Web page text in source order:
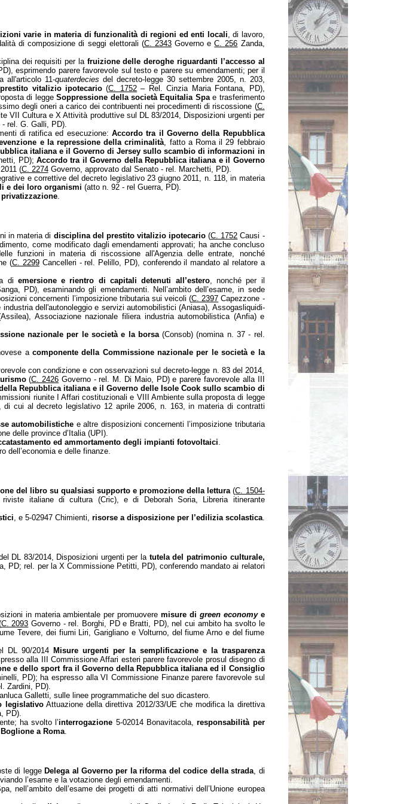
varie in materia di funzionalità di regioni ed enti locali, di lavoro,
di composizione di seggi elettorali (C. 2343Governo eC. 256 Zanda,
dei requisiti per la fruizione delle deroghe riguardanti l’accesso al
esprimendo parere favorevole sul testo e parere su emendamenti; per il
all'articolo 11-quaterdecies del decreto-legge 30 settembre 2005, n. 203,
vitalizio ipotecario (C. 1752– Rel. Cinzia Maria Fontana, PD),
di leggeSoppressione della società Equitalia Spae trasferimento
degli oneri a carico dei contribuenti nei procedimenti di riscossione (C.
VII Cultura e X Attività produttive sul DL 83/2014, Disposizioni urgenti per
rel. G. Galli, PD).
di ratifica ed esecuzione:Accordo tra il Governo della Repubblica
e la repressione della criminalità, fatto a Roma il 29 febbraio
italiana e il Governo di Jersey sullo scambio di informazioni in
PD);Accordo tra il Governo della Repubblica italiana e il Governo
(C. 2274Governo, approvato dal Senato - rel. Marchetti, PD).
e correttive del decreto legislativo 23 giugno 2011, n. 118, in materia
e dei loro organismi (atto n. 92 - rel Guerra, PD).
.
in materia di disciplina del prestito vitalizio ipotecario (C. 1752 Causi -
come modificato dagli emendamenti approvati; ha anche concluso
funzioni in materia di riscossione all'Agenzia delle entrate, nonché
(C. 2299 Cancelleri - rel. Pelillo, PD), conferendo il mandato al relatore a
di emersione e rientro di capitali detenuti all’estero, nonché per il
PD), esaminando gli emendamenti. Nell’ambito dell’esame, in sede
concernenti l’imposizione tributaria sui veicoli (C. 2397 Capezzone -
dell'autonoleggio e servizi automobilistici (Aniasa), Assogasliquidi-
Associazione nazionale filiera industria automobilistica (Anfia) e
nazionale per le società e la borsa(Consob) (nomina n. 37 - rel.
acomponente della Commissione nazionale per le società e la
con condizione e con osservazioni sul decreto-legge n. 83 del 2014,
(C. 2426 Governo - rel. M. Di Maio, PD) e parere favorevole alla III
Repubblica italiana e il Governo delle Isole Cook sullo scambio di
riunite I Affari costituzionali e VIII Ambiente sulla proposta di legge
di cui al decreto legislativo 12 aprile 2006, n. 163, in materia di contratti
automobilistiche e altre disposizioni concernenti l’imposizione tributaria
delle province d’Italia (UPI).
ed ammortamento degli impianti fotovoltaici.
dell’economia e delle finanze.
del libro su qualsiasi supporto e promozione della lettura(C. 1504-
italiane di cultura (Cric), e di Deborah Soria, Libreria itinerante
, e 5-02947 Chimienti, risorse a disposizione per l’edilizia scolastica.
DL 83/2014, Disposizioni urgenti per la tutela del patrimonio culturale,
PD; rel. per la X Commissione Petitti, PD), conferendo mandato ai relatori
in materia ambientale per promuovere misure di green economye
C. 2093 Governo - rel. Borghi, PD e Bratti, PD), nel cui ambito ha svolto le
Tevere, dei fiumi Liri, Garigliano e Volturno, del fiume Arno e del fiume
DL 90/2014 Misure urgenti per la semplificazione e la trasparenza
alla III Commissione Affari esteri parere favorevole prosul disegno di
e dello sport fra il Governo della Repubblica italiana ed il Consiglio
PD); ha espresso alla VI Commissione Finanze parere favorevole sul
Zardini, PD).
Galletti, sulle linee programmatiche del suo dicastero.
legislativoAttuazione della direttiva 2012/33/UE che modifica la direttiva
PD).
ha svolto l’interrogazione 5-02014 Bonavitacola,responsabilità per
a Roma.
di legge Delega al Governo per la riforma del codice della strada, di
l’esame e la votazione degli emendamenti.
nell’ambito dell’esame dei progetti di atti normativi dell’Unione europea